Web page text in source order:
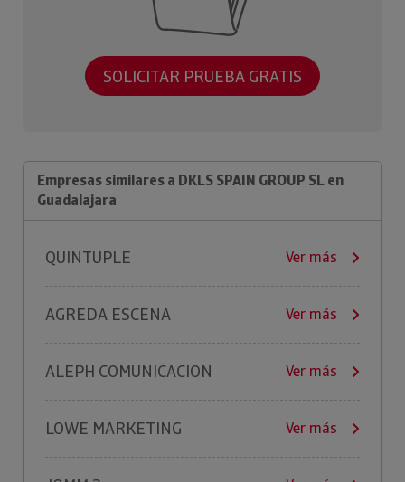
SOLICITAR PRUEBA GRATIS
Empresas similares a DKLS SPAIN GROUP SL en
Guadalajara
QUINTUPLE Ver más
AGREDA ESCENA Ver más
ALEPH COMUNICACION Ver más
LOWE MARKETING Ver más